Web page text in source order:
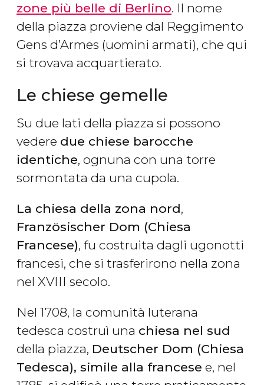
zone più belle di Berlino. Il nome
della piazza proviene dal Reggimento
Gens d’Armes (uomini armati), che qui
si trovava acquartierato.
Le chiese gemelle
Su due lati della piazza si possono
vedere due chiese barocche
identiche, ognuna con una torre
sormontata da una cupola.
La chiesa della zona nord,
Französischer Dom (Chiesa
Francese), fu costruita dagli ugonotti
francesi, che si trasferirono nella zona
nel XVIII secolo.
Nel 1708, la comunità luterana
tedesca costruì una chiesa nel sud
della piazza, Deutscher Dom (Chiesa
Tedesca), simile alla francese e, nel